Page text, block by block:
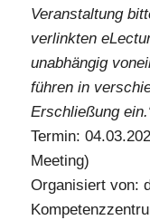
Veranstaltung
verlinkten
unabhängig
führen in
Erschließung
Termin:
Meeting)
Organisiert von: